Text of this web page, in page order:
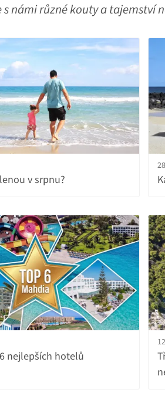
námi různé kouty a tajemství
v srpnu?
nejlepších hotelů